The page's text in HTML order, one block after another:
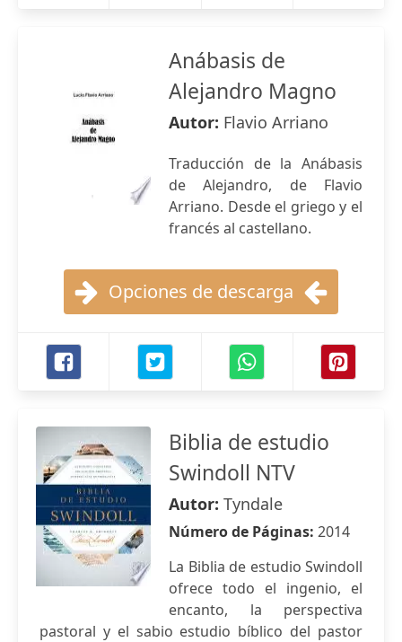
Anábasis de
Alejandro Magno
Autor: Flavio Arriano
Traducción de la Anábasis
de Alejandro, de Flavio
Arriano. Desde el griego y el
francés al castellano.
Opciones de descarga
Biblia de estudio
Swindoll NTV
Autor: Tyndale
Número de Páginas: 2014
La Biblia de estudio Swindoll
ofrece todo el ingenio, el
encanto, la perspectiva
pastoral y el sabio estudio bíblico del pastor